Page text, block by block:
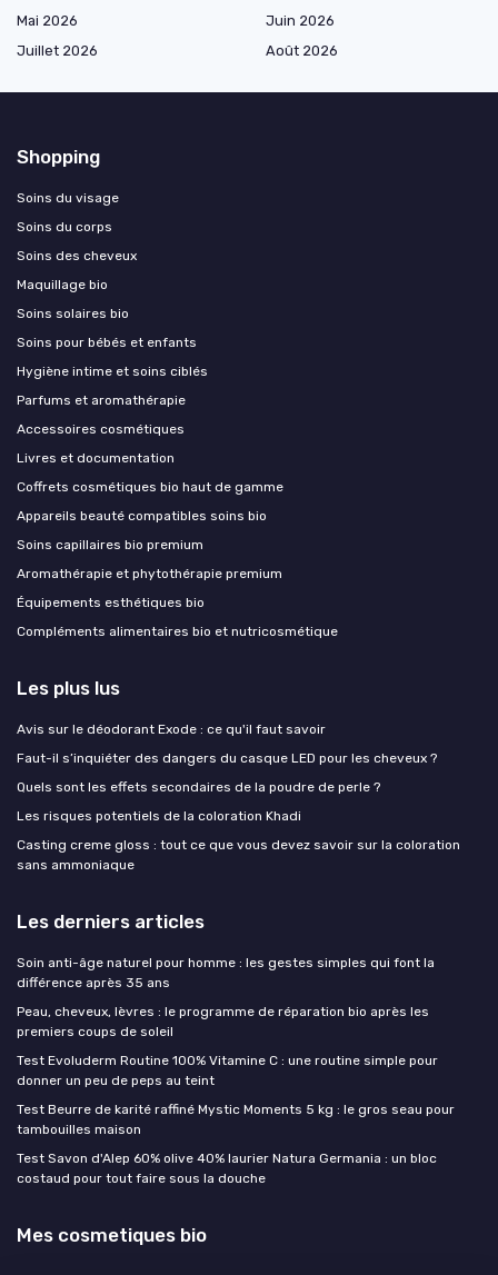
Mai 2026
Juin 2026
Juillet 2026
Août 2026
Shopping
Soins du visage
Soins du corps
Soins des cheveux
Maquillage bio
Soins solaires bio
Soins pour bébés et enfants
Hygiène intime et soins ciblés
Parfums et aromathérapie
Accessoires cosmétiques
Livres et documentation
Coffrets cosmétiques bio haut de gamme
Appareils beauté compatibles soins bio
Soins capillaires bio premium
Aromathérapie et phytothérapie premium
Équipements esthétiques bio
Compléments alimentaires bio et nutricosmétique
Les plus lus
Avis sur le déodorant Exode : ce qu'il faut savoir
Faut-il s’inquiéter des dangers du casque LED pour les cheveux ?
Quels sont les effets secondaires de la poudre de perle ?
Les risques potentiels de la coloration Khadi
Casting creme gloss : tout ce que vous devez savoir sur la coloration
sans ammoniaque
Les derniers articles
Soin anti-âge naturel pour homme : les gestes simples qui font la
différence après 35 ans
Peau, cheveux, lèvres : le programme de réparation bio après les
premiers coups de soleil
Test Evoluderm Routine 100% Vitamine C : une routine simple pour
donner un peu de peps au teint
Test Beurre de karité raffiné Mystic Moments 5 kg : le gros seau pour
tambouilles maison
Test Savon d'Alep 60% olive 40% laurier Natura Germania : un bloc
costaud pour tout faire sous la douche
Mes cosmetiques bio